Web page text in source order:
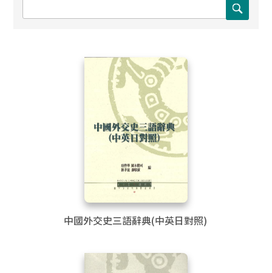
中國外交史三語辭典(中英日對照)